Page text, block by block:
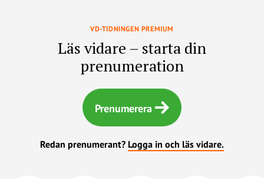
VD-TIDNINGEN PREMIUM
Läs vidare – starta din
prenumeration
Prenumerera
Redan prenumerant? Logga in och läs vidare.